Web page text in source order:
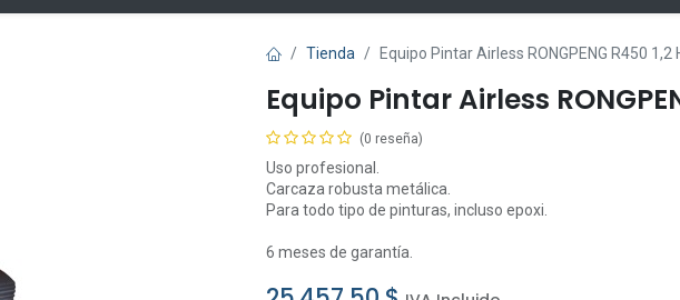
Tienda Equipo Pintar Airless RONGPENG R450 1,2
Equipo Pintar Airless
(0 reseña)
Uso profesional.
Carcaza robusta metálica.
Para todo tipo de pinturas, incluso epoxi.
6 meses de garantía.